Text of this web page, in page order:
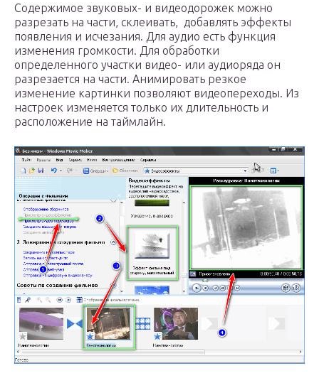
Содержимое звуковых- и видеодорожек можно
разрезать на части, склеивать, добавлять эффекты
появления и исчезания. Для аудио есть функция
изменения громкости. Для обработки
определенного участки видео- или аудиоряда он
разрезается на части. Анимировать резкое
изменение картинки позволяют видеопереходы. Из
настроек изменяется только их длительность и
расположение на таймлайн.